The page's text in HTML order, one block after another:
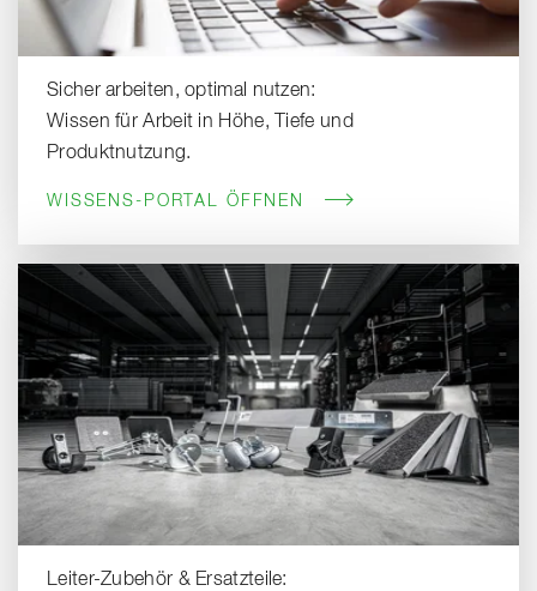
Sicher arbeiten, optimal nutzen:
Wissen für Arbeit in Höhe, Tiefe und
Produktnutzung.
WISSENS-PORTAL ÖFFNEN
Leiter-Zubehör & Ersatzteile: